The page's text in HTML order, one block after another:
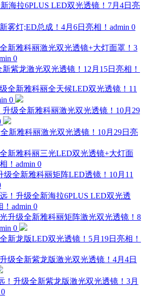
海拉6PLUS LED双光透镜！7月4日亮
雾灯;ED总成！4月6日亮相！ admin 0
新雅科丽激光双光透镜+大灯面罩！3
0
紫龙激光双光透镜！12月15日亮相！
全新雅科丽全天候LED双光透镜！11
0
升级全新雅科丽激光双光透镜！10月29
新雅科丽激光双光透镜！10月29日亮
新雅科丽三光LED双光透镜+大灯面
！ admin 0
级全新雅科丽矩阵LED透镜！10月11
！升级全新海拉6PLUS LED双光透
admin 0
升级全新雅科丽矩阵激光双光透镜！8
0
新龙版LED双光透镜！5月19日亮相！
级全新紫龙版激光双光透镜！4月4日
！升级全新紫龙版激光双光透镜！3月
0